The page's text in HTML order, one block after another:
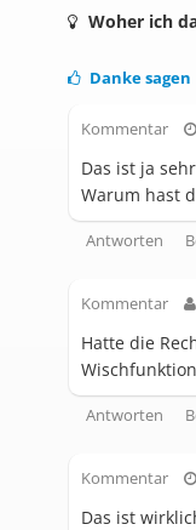
Woher ich
Danke sagen
Kommentar
Das ist ja
Warum hast
Antworten
Kommentar
Hatte die
Antworten
Kommentar
Das ist